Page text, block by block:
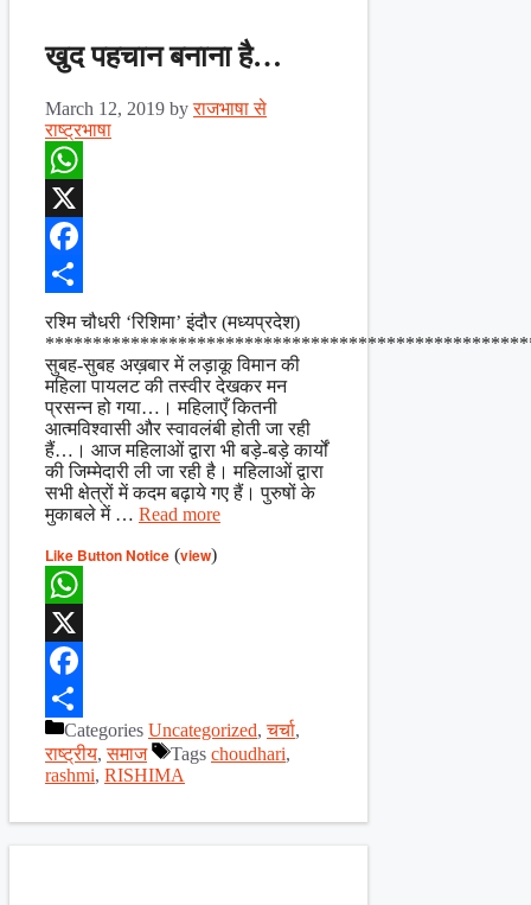
खुद पहचान बनाना है…
March 12, 2019 byराजभाषा से
राष्ट्रभाषा
WhatsApp
X
Facebook
Share
रश्मि चौधरी ‘रिशिमा’ इंदौर (मध्यप्रदेश)
सुबह-सुबह अख़बार में लड़ाकू विमान की
महिला पायलट की तस्वीर देखकर मन
प्रसन्न हो गया…। महिलाएँ कितनी
आत्मविश्वासी और स्वावलंबी होती जा रही
हैं…। आज महिलाओं द्वारा भी बड़े-बड़े कार्यों
की जिम्मेदारी ली जा रही है। महिलाओं द्वारा
सभी क्षेत्रों में कदम बढ़ाये गए हैं। पुरुषों के
मुकाबले में … Read more
Like Button Notice (view)
WhatsApp
X
Facebook
ShareCategories Uncategorized,चर्चा,
राष्ट्रीय,समाज Tags choudhari,
rashmi, RISHIMA